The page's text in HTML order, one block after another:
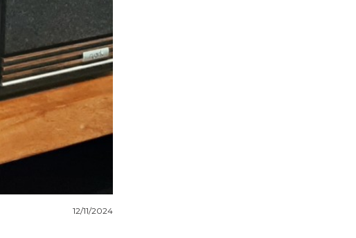
12/11/2024